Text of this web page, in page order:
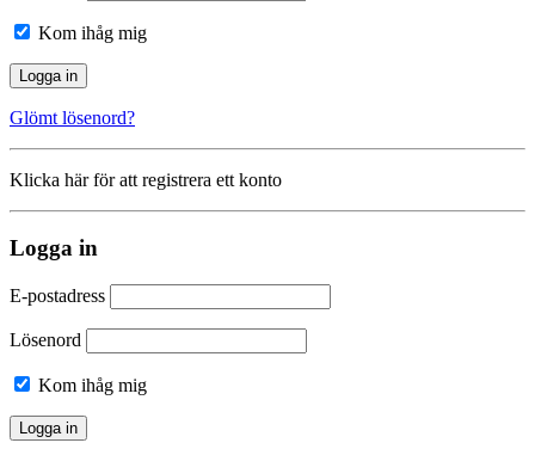
Kom ihåg mig
Glömt lösenord?
Klicka här för att registrera ett konto
Logga in
E-postadress
Lösenord
Kom ihåg mig